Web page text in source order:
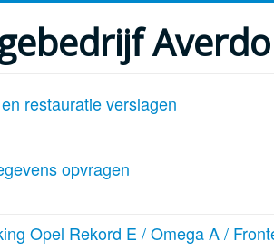
restauratie verslagen
opvragen
Opel Rekord E / Omega A /